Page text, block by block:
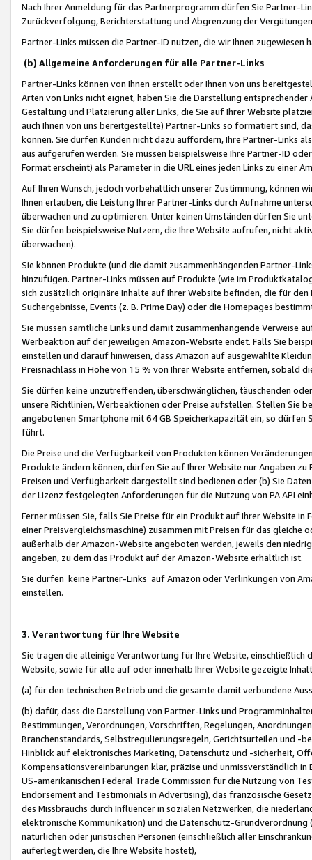
Nach Ihrer Anmeldung für das Partnerprogramm dürfen Sie Partner-
Zurückverfolgung, Berichterstattung und Abgrenzung der
Partner-Links müssen die Partner-ID nutzen, die wir Ihnen zugewiesen
(b) Allgemeine Anforderungen für alle Partner-Links
Partner-Links können von Ihnen erstellt oder Ihnen von uns
Arten von Links nicht eignet, haben Sie die Darstellung
Gestaltung und Platzierung aller Links, die Sie auf Ihrer Website
auch Ihnen von uns bereitgestellte) Partner-Links so formatiert sind,
können. Sie dürfen Kunden nicht dazu auffordern, Ihre Partner-Links
aus aufgerufen werden. Sie müssen beispielsweise Ihre Partner-ID
Format erscheint) als Parameter in die URL eines jeden Links zu einer
Auf Ihren Wunsch, jedoch vorbehaltlich unserer Zustimmung, können
Ihnen erlauben, die Leistung Ihrer Partner-Links durch Aufnahme
überwachen und zu optimieren. Unter keinen Umständen dürfen Sie
Sie dürfen beispielsweise Nutzern, die Ihre Website aufrufen, nicht
überwachen).
Sie können Produkte (und die damit zusammenhängenden Partner-
hinzufügen. Partner-Links müssen auf Produkte (wie im
sich zusätzlich originäre Inhalte auf Ihrer Website befinden, die für
Suchergebnisse, Events (z. B. Prime Day) oder die Homepages
Sie müssen sämtliche Links und damit zusammenhängende
Werbeaktion auf der jeweiligen Amazon-Website endet. Falls Sie
einstellen und darauf hinweisen, dass Amazon auf ausgewählte
Preisnachlass in Höhe von 15 % von Ihrer Website entfernen, sobald
Sie dürfen keine unzutreffenden, überschwänglichen, täuschenden
unsere Richtlinien, Werbeaktionen oder Preise aufstellen. Stellen Sie
angebotenen Smartphone mit 64 GB Speicherkapazität ein, so dürfen
führt.
Die Preise und die Verfügbarkeit von Produkten können
Produkte ändern können, dürfen Sie auf Ihrer Website nur Angaben
Preisen und Verfügbarkeit dargestellt sind bedienen oder (b) Sie
der Lizenz festgelegten Anforderungen für die Nutzung von PA API
Ferner müssen Sie, falls Sie Preise für ein Produkt auf Ihrer Website
einer Preisvergleichsmaschine) zusammen mit Preisen für das
außerhalb der Amazon-Website angeboten werden, jeweils den
angeben, zu dem das Produkt auf der Amazon-Website erhältlich ist.
Sie dürfen keine Partner-Links auf Amazon oder Verlinkungen von
einstellen.
3. Verantwortung für Ihre Website
Sie tragen die alleinige Verantwortung für Ihre Website,
Website, sowie für alle auf oder innerhalb Ihrer Website gezeigte
(a) für den technischen Betrieb und die gesamte damit verbundene
(b) dafür, dass die Darstellung von Partner-Links und
Bestimmungen, Verordnungen, Vorschriften, Regelungen,
Branchenstandards, Selbstregulierungsregeln, Gerichtsurteilen und -
Hinblick auf elektronisches Marketing, Datenschutz und -sicherheit,
Kompensationsvereinbarungen klar, präzise und unmissverständlich
US-amerikanischen Federal Trade Commission für die Nutzung von
Endorsement and Testimonials in Advertising), das französische
des Missbrauchs durch Influencer in sozialen Netzwerken, die
elektronische Kommunikation) und die Datenschutz-
natürlichen oder juristischen Personen (einschließlich aller
auferlegt werden, die Ihre Website hostet),